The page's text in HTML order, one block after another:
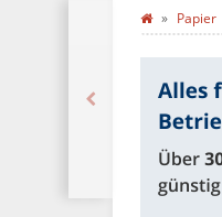
Papier